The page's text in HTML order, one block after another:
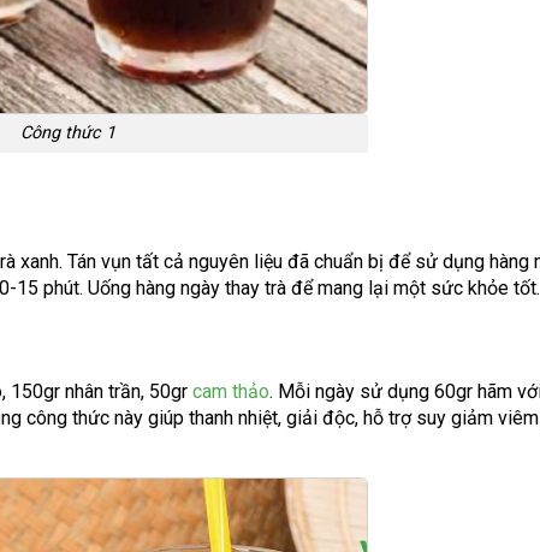
Công thức 1
xanh. Tán vụn tất cả nguyên liệu đã chuẩn bị để sử dụng hàng
phút. Uống hàng ngày thay trà để mang lại một sức khỏe tốt.
150gr nhân trần, 50gr cam thảo. Mỗi ngày sử dụng 60gr hãm
công thức này giúp thanh nhiệt, giải độc, hỗ trợ suy giảm